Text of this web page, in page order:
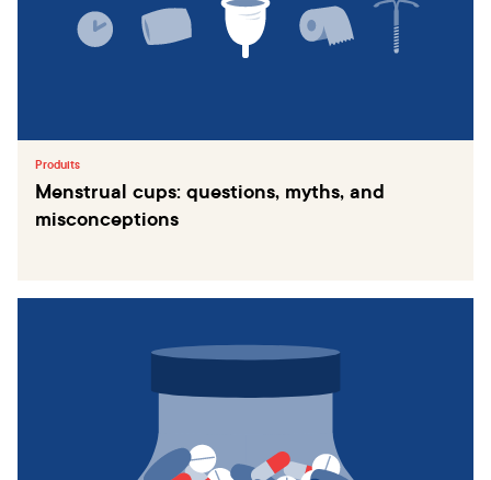
Produits
Menstrual cups: questions, myths, and
misconceptions